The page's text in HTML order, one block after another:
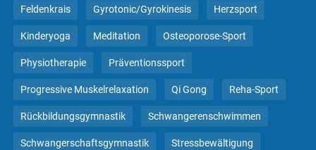
Feldenkrais Gyrotonic/Gyrokinesis Herzsport
Kinderyoga Meditation Osteoporose-Sport
Physiotherapie Präventionssport
Progressive Muskelrelaxation Qi Gong Reha-Sport
Rückbildungsgymnastik Schwangerenschwimmen
Schwangerschaftsgymnastik Stressbewältigung